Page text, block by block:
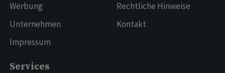
Werbung
Unternehmen
Impressum
Rechtliche Hinweise
Kontakt
Services